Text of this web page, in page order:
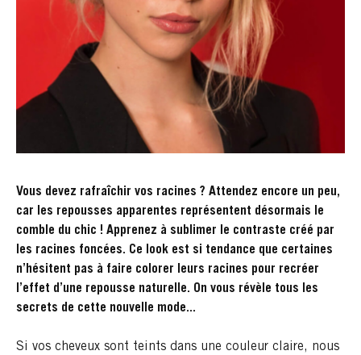
Vous devez rafraîchir vos racines ? Attendez encore un peu,
car les repousses apparentes représentent désormais le
comble du chic ! Apprenez à sublimer le contraste créé par
les racines foncées. Ce look est si tendance que certaines
n’hésitent pas à faire colorer leurs racines pour recréer
l’effet d’une repousse naturelle. On vous révèle tous les
secrets de cette nouvelle mode...
Si vos cheveux sont teints dans une couleur claire, nous